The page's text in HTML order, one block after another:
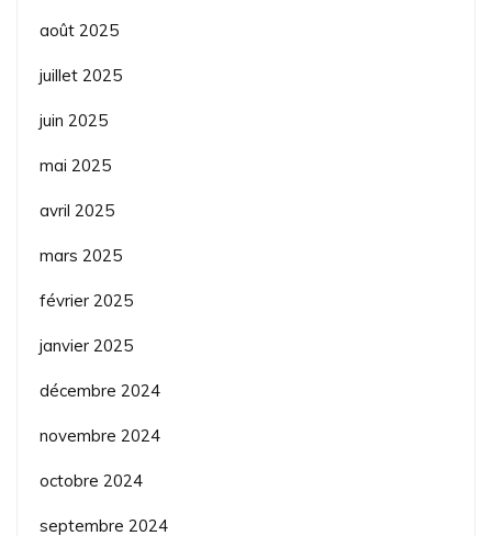
août 2025
juillet 2025
juin 2025
mai 2025
avril 2025
mars 2025
février 2025
janvier 2025
décembre 2024
novembre 2024
octobre 2024
septembre 2024